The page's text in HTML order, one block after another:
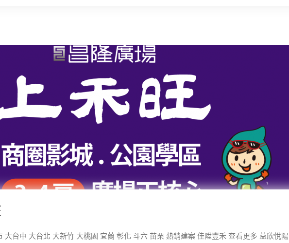
大台中 大台北 大新竹 大桃園 宜蘭 彰化 斗六 苗栗 熱銷建案 佳陞豐禾 查看更多 益欣悅陽